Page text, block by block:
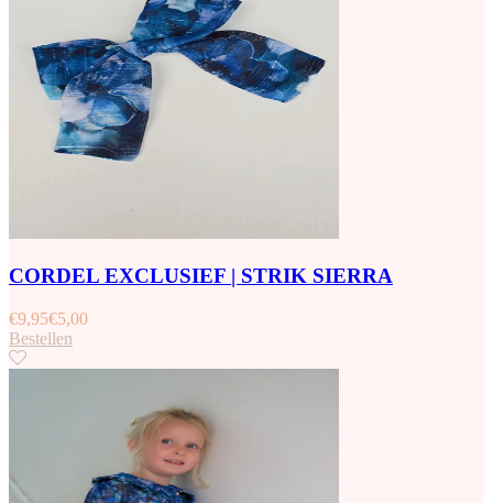
CORDEL EXCLUSIEF | STRIK SIERRA
€9,95€5,00
Bestellen